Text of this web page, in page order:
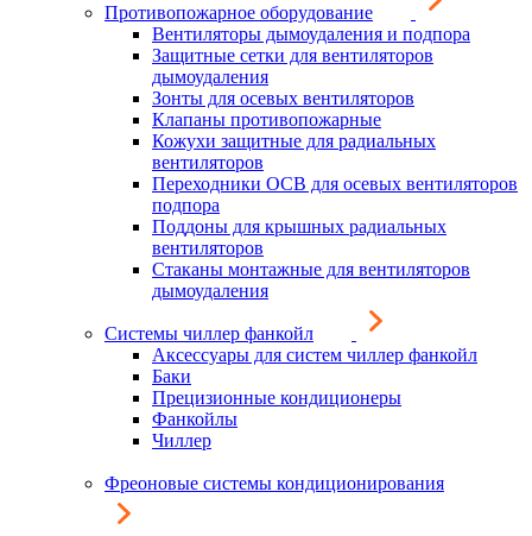
Противопожарное оборудование
Вентиляторы дымоудаления и подпора
Защитные сетки для вентиляторов
дымоудаления
Зонты для осевых вентиляторов
Клапаны противопожарные
Кожухи защитные для радиальных
вентиляторов
Переходники ОСВ для осевых вентиляторов
подпора
Поддоны для крышных радиальных
вентиляторов
Стаканы монтажные для вентиляторов
дымоудаления
Системы чиллер фанкойл
Аксессуары для систем чиллер фанкойл
Баки
Прецизионные кондиционеры
Фанкойлы
Чиллер
Фреоновые системы кондиционирования